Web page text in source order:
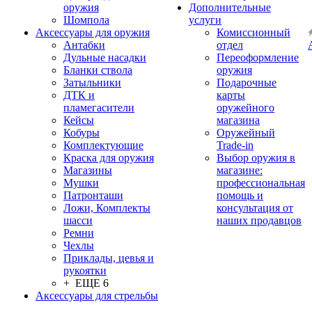
оружия
Шомпола
Аксессуары для оружия
Антабки
Дульные насадки
Бланки ствола
Затыльники
ДТК и
пламегасители
Кейсы
Кобуры
Комплектующие
Краска для оружия
Магазины
Мушки
Патронташи
Ложи, Комплекты
шасси
Ремни
Чехлы
Приклады, цевья и
рукоятки
+ ЕЩЕ 6
Аксессуары для стрельбы
Дополнительные
услуги
Комиссионный
отдел
Переоформление
оружия
Подарочные
карты
оружейного
магазина
Оружейный
Trade-in
Выбор оружия в
магазине:
профессиональная
помощь и
консультация от
наших продавцов